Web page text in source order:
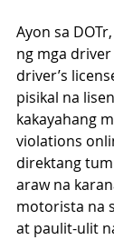
Ayon sa
ng mga
driver’s
pisikal na
kakayahang
violations
direktang
araw na
motorista na
at paulit-ulit